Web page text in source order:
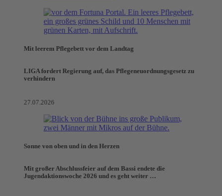
Mit leerem Pflegebett vor dem Landtag
LIGA fordert Regierung auf, das Pflegeneuordnungsgesetz zu
verhindern
27.07.2026
Sonne von oben und in den Herzen
Mit großer Abschlussfeier auf dem Bassi endete die
Jugendaktionswoche 2026 und es geht weiter …